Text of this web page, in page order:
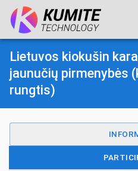
Lietuvos kiokušin
jaunučių pirmenybės
rungtis)